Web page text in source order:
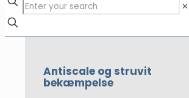
✕
​Antiscale og struvit
bekæmpelse